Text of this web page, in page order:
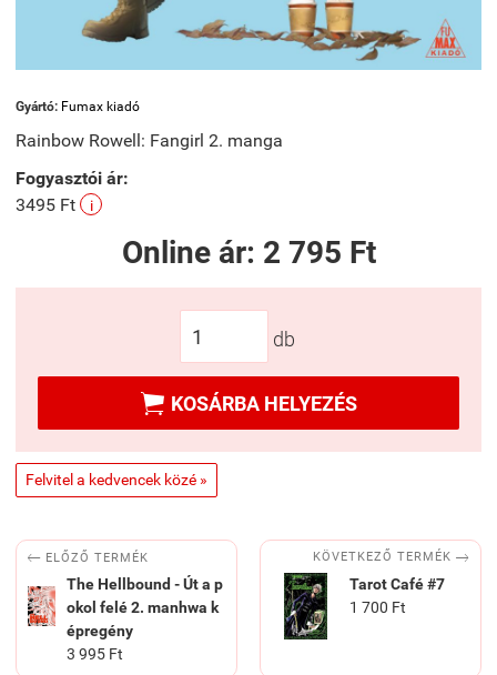
Gyártó: Fumax kiadó
Rainbow Rowell: Fangirl 2. manga
Fogyasztói ár:
3495 Ft
i
Online ár: 2 795 Ft
db
 KOSÁRBA HELYEZÉS
Felvitel a kedvencek közé »
 ELŐZŐ TERMÉK
The Hellbound - Út a p
okol felé 2. manhwa k
épregény
3 995 Ft
KÖVETKEZŐ TERMÉK 
Tarot Café #7
1 700 Ft